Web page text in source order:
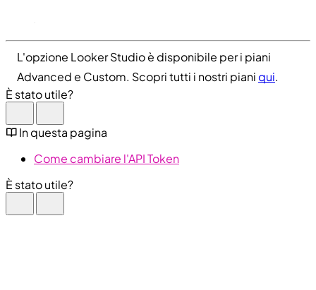
L'opzione Looker Studio è disponibile per i piani
Advanced e Custom. Scopri tutti i nostri piani qui.
È stato utile?
In questa pagina
Come cambiare l'API Token
È stato utile?